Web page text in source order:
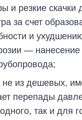
и резкие
за счет
и
—
из дешевых,
перепады
так и для